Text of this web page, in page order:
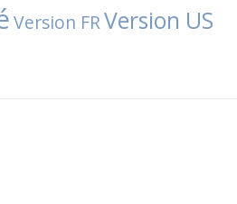
Version FRVersion US